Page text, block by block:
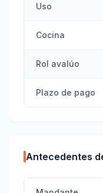
Uso
Cocina
Rol avalúo
Plazo de pago
Antecedentes